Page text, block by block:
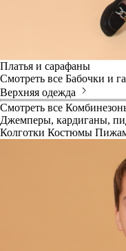
Платья и сарафаны
Смотреть все Бабочки и
Верхняя одежда
Смотреть все
Джемперы, кардиганы,
Колготки Костюмы